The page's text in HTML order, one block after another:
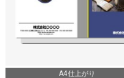
A4仕上がり